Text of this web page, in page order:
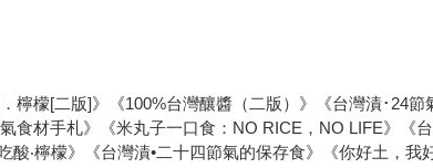
檬[二版]》《100%台灣釀醬（二版）》《台灣漬･24節
食材手札》《米丸子一口食：NO RICE，NO LIFE》《
‧檸檬》《台灣漬•二十四節氣的保存食》《你好土，我